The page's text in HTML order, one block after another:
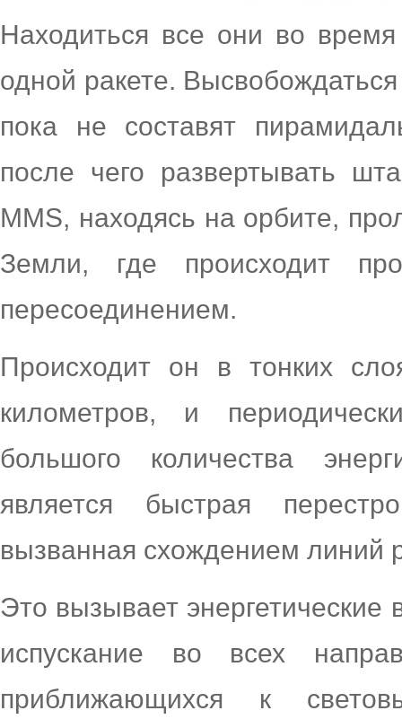
Находиться все они во
одной ракете.
пока не составят
после чего развертывать
MMS, находясь на орбите,
Земли, где происходит
пересоединением.
Происходит он в тонких
километров, и
большого количества
является быстрая
вызванная схождением линий
Это вызывает энергетические
испускание во всех
приближающихся к